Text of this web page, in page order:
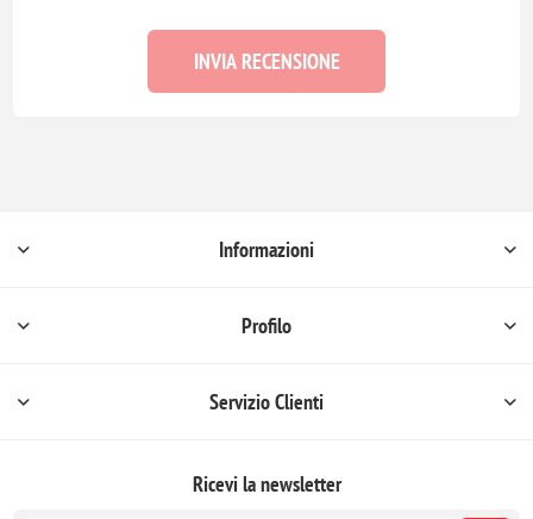
INVIA RECENSIONE
Informazioni
Profilo
Servizio Clienti
Ricevi la newsletter